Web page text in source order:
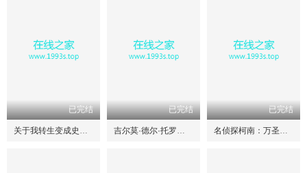
已完结
关于我转生变成史莱姆这档事 红莲之绊篇
已完结
吉尔莫·德尔·托罗的匹诺曹
已完结
名侦探柯南：万圣节的新娘